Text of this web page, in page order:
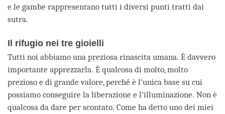
e le gambe rappresentano tutti i diversi punti tratti dai
sutra.
Il rifugio nei tre gioielli
Tutti noi abbiamo una preziosa rinascita umana. È davvero
importante apprezzarla. È qualcosa di molto, molto
prezioso e di grande valore, perché è l’unica base su cui
possiamo conseguire la liberazione e l’illuminazione. Non è
qualcosa da dare per scontato. Come ha detto uno dei miei